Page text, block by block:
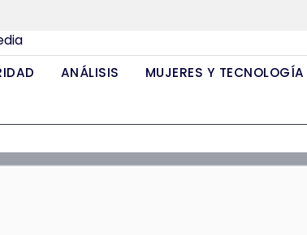
ANÁLISIS MUJERES Y TECNOLOGÍA